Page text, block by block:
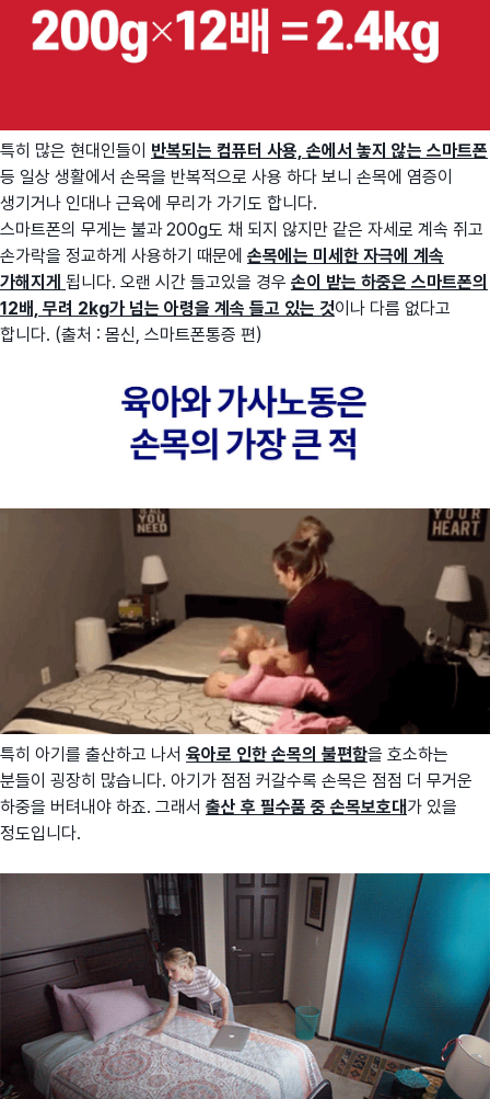
특히 많은 현대인들이 반복되는 컴퓨터 사용, 손에서 놓지 않는 스마트폰
등 일상 생활에서 손목을 반복적으로 사용 하다 보니 손목에 염증이
생기거나 인대나 근육에 무리가 가기도 합니다.
스마트폰의 무게는 불과 200g도 채 되지 않지만 같은 자세로 계속 쥐고
손가락을 정교하게 사용하기 때문에 손목에는 미세한 자극에 계속
가해지게 됩니다. 오랜 시간 들고있을 경우 손이 받는 하중은 스마트폰의
12배, 무려 2kg가 넘는 아령을 계속 들고 있는 것이나 다름 없다고
합니다. (출처 : 몸신, 스마트폰통증 편)
특히 아기를 출산하고 나서 육아로 인한 손목의 불편함을 호소하는
분들이 굉장히 많습니다. 아기가 점점 커갈수록 손목은 점점 더 무거운
하중을 버텨내야 하죠. 그래서 출산 후 필수품 중 손목보호대가 있을
정도입니다.